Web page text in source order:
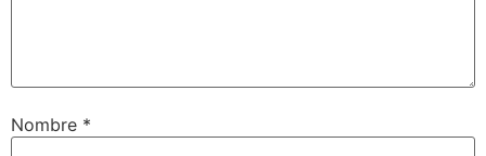
Nombre *